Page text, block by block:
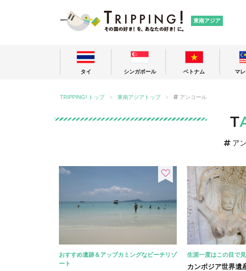
東南アジア
タイ シンガポール ベトナム マ
TRIPPING! トップ 東南アジアトップ アンコール
T
ア
おすすめ遺跡＆アップカミングなビーチリゾ
ート
生涯一度はこの目で見
カンボジア世界遺